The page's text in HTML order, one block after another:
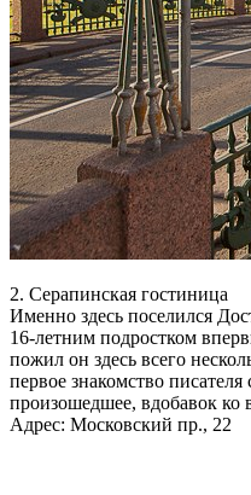
2. Серапинская гостиница
Именно здесь поселился
16-летним подростком
пожил он здесь всего
первое знакомство
произошедшее, вдобавок ко
Адрес: Московский пр., 22